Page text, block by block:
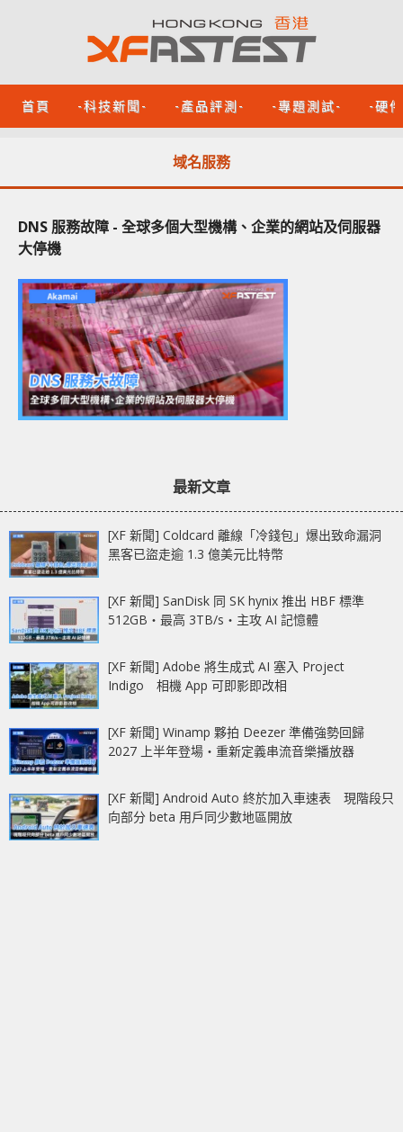
首頁 -科技新聞- -產品評測- -專題測試- -硬
域名服務
DNS 服務故障 - 全球多個大型機構、企業的網站及伺服器
大停機
最新文章
[XF 新聞] Coldcard 離線「冷錢包」爆出致命漏洞
黑客已盜走逾 1.3 億美元比特幣
[XF 新聞] SanDisk 同 SK hynix 推出 HBF 標準
512GB‧最高 3TB/s‧主攻 AI 記憶體
[XF 新聞] Adobe 將生成式 AI 塞入 Project
Indigo 相機 App 可即影即改相
[XF 新聞] Winamp 夥拍 Deezer 準備強勢回歸
2027 上半年登場‧重新定義串流音樂播放器
[XF 新聞] Android Auto 終於加入車速表 現階段只
向部分 beta 用戶同少數地區開放